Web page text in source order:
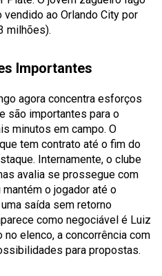
ao Orlando City por
milhões).
Importantes
agora concentra esforços
são importantes para o
minutos em campo. O
tem contrato até o fim do
Internamente, o clube
avalia se prossegue com
o jogador até o
saída sem retorno
como negociável é Luiz
no elenco, a concorrência com
para propostas.